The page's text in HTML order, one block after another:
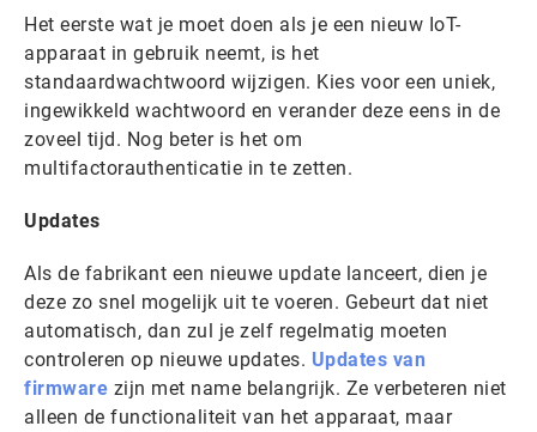
Het eerste wat je moet doen als je een nieuw IoT-
apparaat in gebruik neemt, is het
standaardwachtwoord wijzigen. Kies voor een uniek,
ingewikkeld wachtwoord en verander deze eens in de
zoveel tijd. Nog beter is het om
multifactorauthenticatie in te zetten.
Updates
Als de fabrikant een nieuwe update lanceert, dien je
deze zo snel mogelijk uit te voeren. Gebeurt dat niet
automatisch, dan zul je zelf regelmatig moeten
controleren op nieuwe updates. Updates van
firmware zijn met name belangrijk. Ze verbeteren niet
alleen de functionaliteit van het apparaat, maar